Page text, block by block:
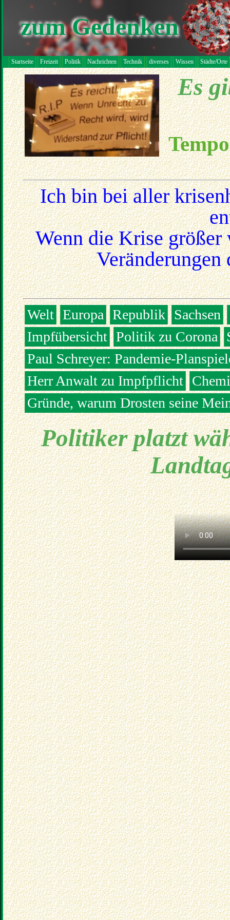
zum Gedenken
Startseite Freizeit Politik Nachrichten Technik diverses Wissen Städte/Orte
Es
Ich bin bei aller
Wenn die Krise
Veränderungen
Welt Europa Republik Sachsen
Impfübersicht Politik zu Corona
Paul Schreyer: Pandemie-
Herr Anwalt zu Impfpflicht
Gründe, warum Drosten seine
Politiker platzt